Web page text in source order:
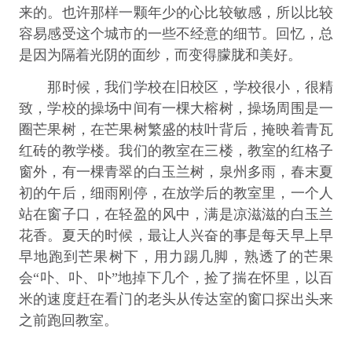
来的。也许那样一颗年少的心比较敏感，所以比较
容易感受这个城市的一些不经意的细节。回忆，总
是因为隔着光阴的面纱，而变得朦胧和美好。
那时候，我们学校在旧校区，学校很小，很精
致，学校的操场中间有一棵大榕树，操场周围是一
圈芒果树，在芒果树繁盛的枝叶背后，掩映着青瓦
红砖的教学楼。我们的教室在三楼，教室的红格子
窗外，有一棵青翠的白玉兰树，泉州多雨，春末夏
初的午后，细雨刚停，在放学后的教室里，一个人
站在窗子口，在轻盈的风中，满是凉滋滋的白玉兰
花香。夏天的时候，最让人兴奋的事是每天早上早
早地跑到芒果树下，用力踢几脚，熟透了的芒果
会“卟、卟、卟”地掉下几个，捡了揣在怀里，以百
米的速度赶在看门的老头从传达室的窗口探出头来
之前跑回教室。